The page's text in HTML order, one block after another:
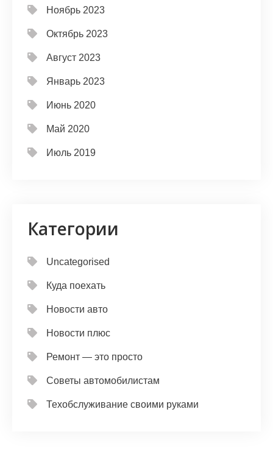
Ноябрь 2023
Октябрь 2023
Август 2023
Январь 2023
Июнь 2020
Май 2020
Июль 2019
Категории
Uncategorised
Куда поехать
Новости авто
Новости плюс
Ремонт — это просто
Советы автомобилистам
Техобслуживание своими руками